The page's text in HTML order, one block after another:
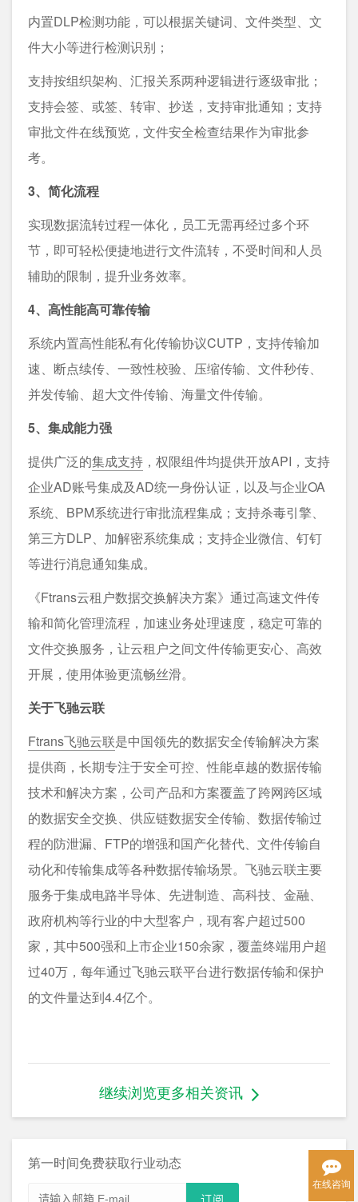
内置DLP检测功能，可以根据关键词、文件类型、文
件大小等进行检测识别；
支持按组织架构、汇报关系两种逻辑进行逐级审批；
支持会签、或签、转审、抄送，支持审批通知；支持
审批文件在线预览，文件安全检查结果作为审批参
考。
3、简化流程
实现数据流转过程⼀体化，员⼯⽆需再经过多个环
节，即可轻松便捷地进行文件流转，不受时间和人员
辅助的限制，提升业务效率。
4、⾼性能高可靠传输
系统内置高性能私有化传输协议CUTP，支持传输加
速、断点续传、一致性校验、压缩传输、文件秒传、
并发传输、超大文件传输、海量文件传输。
5、集成能力强
提供广泛的集成支持 ，权限组件均提供开放API，支持
企业AD账号集成及AD统一身份认证，以及与企业OA
系统、BPM系统进行审批流程集成；支持杀毒引擎、
第三方DLP、加解密系统集成；支持企业微信、钉钉
等进行消息通知集成。
《Ftrans云租户数据交换解决方案》通过⾼速⽂件传
输和简化管理流程，加速业务处理速度，稳定可靠的
⽂件交换服务，让云租户之间文件传输更安⼼、⾼效
开展，使⽤体验更流畅丝滑。
关于飞驰云联
Ftrans飞驰云联是中国领先的数据安全传输解决方案
提供商，长期专注于安全可控、性能卓越的数据传输
技术和解决方案，公司产品和方案覆盖了跨网跨区域
的数据安全交换、供应链数据安全传输、数据传输过
程的防泄漏、FTP的增强和国产化替代、文件传输自
动化和传输集成等各种数据传输场景。飞驰云联主要
服务于集成电路半导体、先进制造、高科技、金融、
政府机构等行业的中大型客户，现有客户超过500
家，其中500强和上市企业150余家，覆盖终端用户超
过40万，每年通过飞驰云联平台进行数据传输和保护
的文件量达到4.4亿个。
继续浏览更多相关资讯
第一时间免费获取行业动态
在线咨询